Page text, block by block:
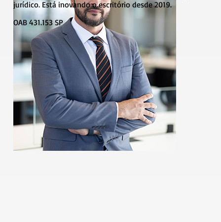
jurídico. Está inovando o escritório desde 2019.
OAB 431.153 SP